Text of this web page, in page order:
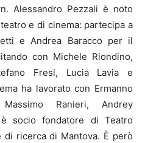
Alessandro Pezzali è noto
e di cinema: partecipa a
e Andrea Baracco per il
con Michele Riondino,
Fresi, Lucia Lavia e
ha lavorato con Ermanno
Ranieri, Andrey
è socio fondatore di Teatro
di ricerca di Mantova. È però